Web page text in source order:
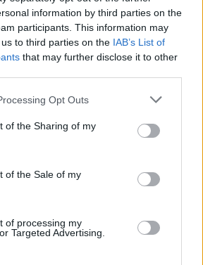
information by third parties on the
participants. This information may
to third parties on the IAB’s List of
that may further disclose it to other
Opt Outs
of the Sharing of my
of the Sale of my
of processing my
Targeted Advertising.
Alma riparte da Ivano Falchi
rinforza il centrocampo con
Rinino e Samuele Vacca